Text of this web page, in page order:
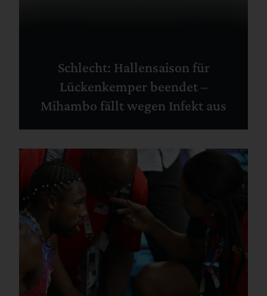
Schlecht: Hallensaison für
Lückenkemper beendet –
Mihambo fällt wegen Infekt aus